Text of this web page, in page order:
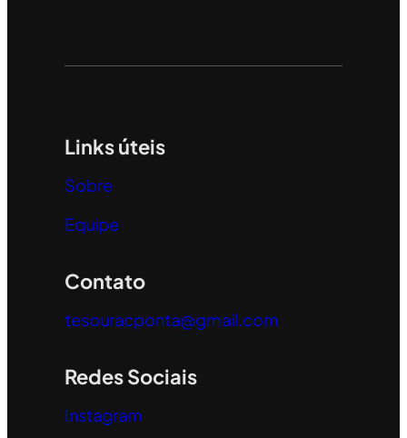
Links úteis
Sobre
Equipe
Contato
tesouracponta@gmail.com
Redes Sociais
Instagram